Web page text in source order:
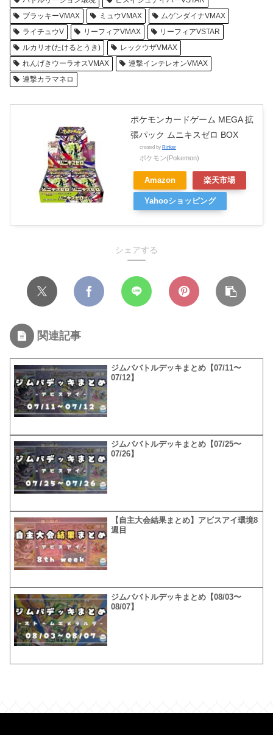
ブラッキーVMAX
ミュウVMAX
ムゲンダイナVMAX
ライチュウV
リーフィアVMAX
リーフィアVSTAR
ルカリオ(たけるとうき)
レックウザVMAX
れんげきウーラオスVMAX
連撃インテレオンVMAX
連撃カラマネロ
ポケモンカードゲーム MEGA 拡
張パック ムニキスゼロ BOX
created by Rinker
ポケモン(Pokemon)
Amazon 楽天市場
Yahooショッピング
シェアする
関連記事
ジムババトルデッキまとめ【07/11〜
07/12】
ジムババトルデッキまとめ【07/25〜
07/26】
【自主大会結果まとめ】アビスアイ環境8
週目
ジムババトルデッキまとめ【08/03〜
08/07】